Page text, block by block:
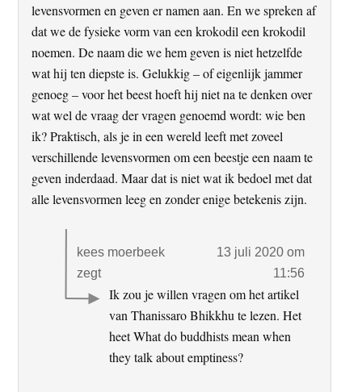
levensvormen en geven er namen aan. En we spreken af
dat we de fysieke vorm van een krokodil een krokodil
noemen. De naam die we hem geven is niet hetzelfde
wat hij ten diepste is. Gelukkig – of eigenlijk jammer
genoeg – voor het beest hoeft hij niet na te denken over
wat wel de vraag der vragen genoemd wordt: wie ben
ik? Praktisch, als je in een wereld leeft met zoveel
verschillende levensvormen om een beestje een naam te
geven inderdaad. Maar dat is niet wat ik bedoel met dat
alle levensvormen leeg en zonder enige betekenis zijn.
kees moerbeek
zegt
13 juli 2020 om
11:56
Ik zou je willen vragen om het artikel
van Thanissaro Bhikkhu te lezen. Het
heet What do buddhists mean when
they talk about emptiness?